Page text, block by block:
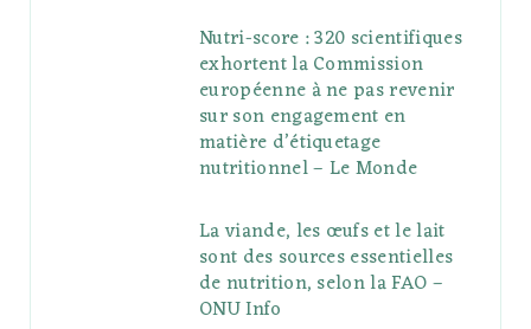
Nutri-score : 320 scientifiques
exhortent la Commission
européenne à ne pas revenir
sur son engagement en
matière d’étiquetage
nutritionnel – Le Monde
La viande, les œufs et le lait
sont des sources essentielles
de nutrition, selon la FAO –
ONU Info